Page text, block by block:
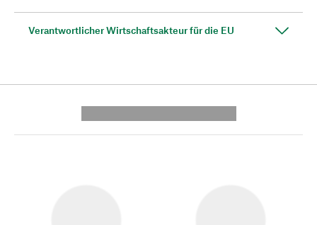
Verantwortlicher Wirtschaftsakteur für die EU